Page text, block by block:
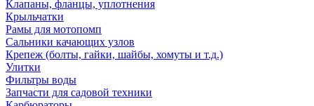
Клапаны, фланцы, уплотнения
Крыльчатки
Рамы для мотопомп
Сальники качающих узлов
Крепеж (болты, гайки, шайбы, хомуты и т.д.)
Улитки
Фильтры воды
Запчасти для садовой техники